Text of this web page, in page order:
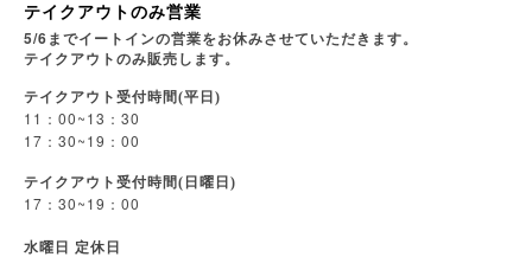
テイクアウトのみ営業
5/6 までイートインの営業をお休みさせていただきます。
テイクアウトのみ販売します。
テイクアウト受付時間(平日)
11 ： 00~13 ： 30
17 ： 30~19 ： 00
テイクアウト受付時間(日曜日)
17 ： 30~19 ： 00
水曜日 定休日